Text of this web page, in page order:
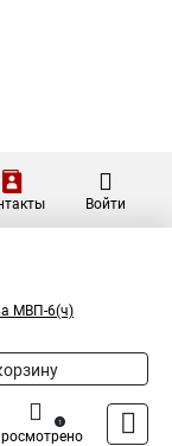
Войти
МВП-6(ч)
1